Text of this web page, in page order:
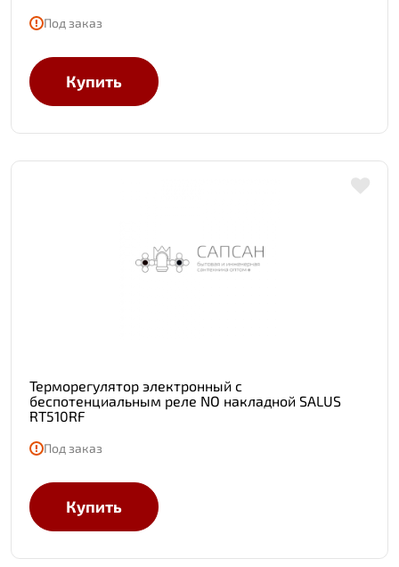
Под заказ
Купить
Терморегулятор электронный с
беспотенциальным реле NO накладной SALUS
RT510RF
Под заказ
Купить